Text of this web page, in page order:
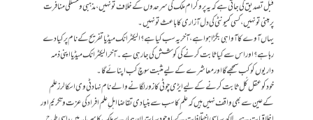
قبل تصدیق کی جاتی ہے کہ یہ پروگرام ملک کی سرحدوں کے خلاف تو نہیں، مذہبی ومسلکی منافرت
پر مبنی تو نہیں، کسی کمیونٹی کی دل آزاری کا باعث تو نہیں۔
یہاں آوے کاآوا ہی بگڑا ہوا ہے، آخر یہ سب کیا ہے؟ الیکٹرانک میڈیا تفریح کے نام پر کیا دے
رہا ہے؟ اور اس سے کیا ثابت کرنے کی کوشش کی جارہی ہے۔ آخر الیکٹرانک میڈیا اپنی ذمہ
داریوں کو کب سمجھے گا اور معاشرے کے لیے مثبت سوچ کب اپنائے گا۔
خود کو عقل کُل ثابت کرنے کے لیے ایڑی چوٹی کا زور لگانے والے نام نہاد ٹی وی اسکالرز علم
کے عین سے بھی واقف نہیں ہیں کہ علم کا سب سے بنیادی تقاضا اہل ِعلم افراد کی عزت و تکریم اور